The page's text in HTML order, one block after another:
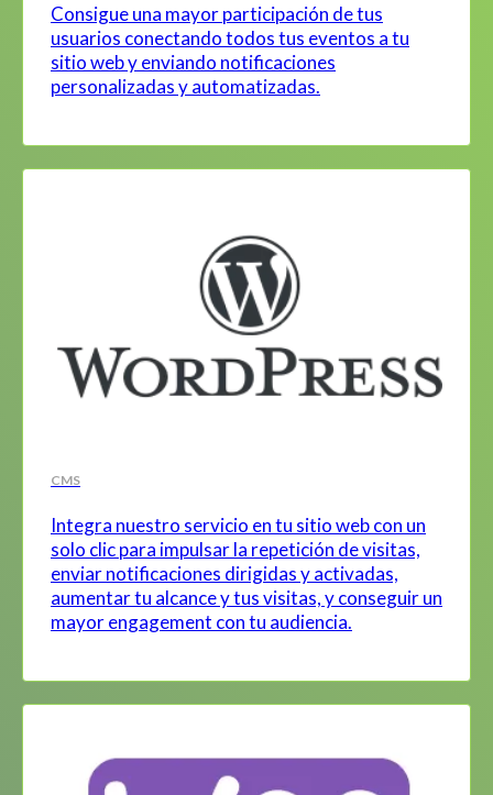
Consigue una mayor participación de tus
usuarios conectando todos tus eventos a tu
sitio web y enviando notificaciones
personalizadas y automatizadas.
CMS
Integra nuestro servicio en tu sitio web con un
solo clic para impulsar la repetición de visitas,
enviar notificaciones dirigidas y activadas,
aumentar tu alcance y tus visitas, y conseguir un
mayor engagement con tu audiencia.